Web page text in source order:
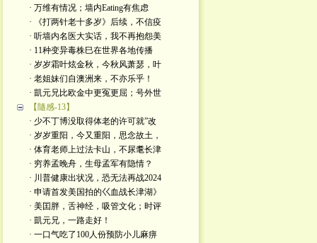
· 万维有情况；墙内Eating有焦虑
· 《打两针老十多岁》后续，不信疫
· 听墙内名医大实话，我不再抱怨美
· 11种变异毒株巳在世界各地传播
· 岁岁霜叶炫金秋，今秋风萧瑟，叶
· 老姐妹们自澳洲来，不亦乐乎！
· 凱元兄比欧金中更冤更屈；号外世
【隨感-13】
· 少不丁博没取得体老的许可就”改
· 岁岁重阳，今又重阳，思念故土，
· 体育老师上过法卡山，不尿耄长津
· 穷养孟晚舟，生母孟军有隐情？
· 川普健康出状况，恐无法再战2024
· 申请首发美国拍的巜血战长津湖》
· 美囯胖，舌神经，吸管文化；时评
· 凱元兄，一路走好！
· 一口气吃了100人份预防小儿麻痹